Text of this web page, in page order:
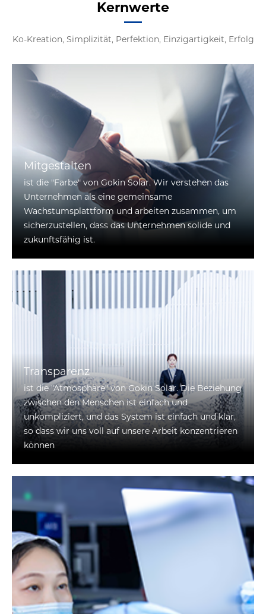
Kernwerte
Ko-Kreation, Simplizität, Perfektion, Einzigartigkeit, Erfolg
Mitgestalten
ist die "Farbe" von Gokin Solar. Wir verstehen das
Unternehmen als eine gemeinsame
Wachstumsplattform und arbeiten zusammen, um
sicherzustellen, dass das Unternehmen solide und
zukunftsfähig ist.
Transparenz
ist die "Atmosphäre" von Gokin Solar. Die Beziehung
zwischen den Menschen ist einfach und
unkompliziert, und das System ist einfach und klar,
so dass wir uns voll auf unsere Arbeit konzentrieren
können